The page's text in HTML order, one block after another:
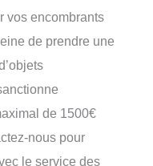
vos encombrants
de prendre une
de 1500€
nous pour
le service des